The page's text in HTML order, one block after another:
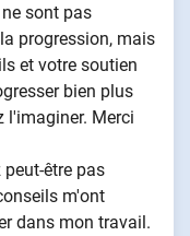
sont pas
progression, mais
et votre soutien
bien plus
l'imaginer. Merci
être pas
m'ont
dans mon travail.